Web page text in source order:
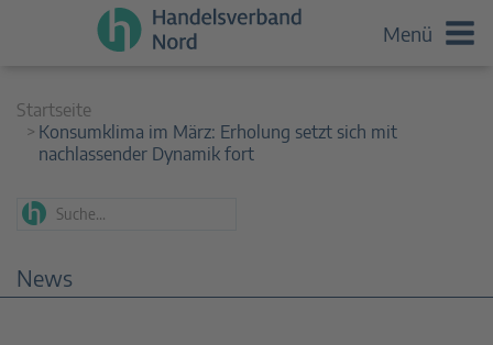
Menü
Startseite
Konsumklima im März: Erholung setzt sich mit
nachlassender Dynamik fort
News